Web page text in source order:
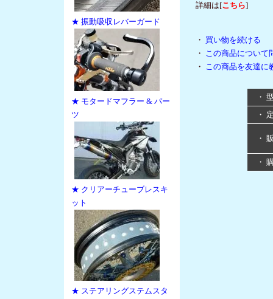
★ 振動吸収レバーガード
★ モタードマフラー & パー
ツ
★ クリアーチューブレスキ
ット
★ ステアリングステムスタ
詳細は[こちら]
・ 買い物を続ける
・ この商品について
・ この商品を友達に
・
・
・
・